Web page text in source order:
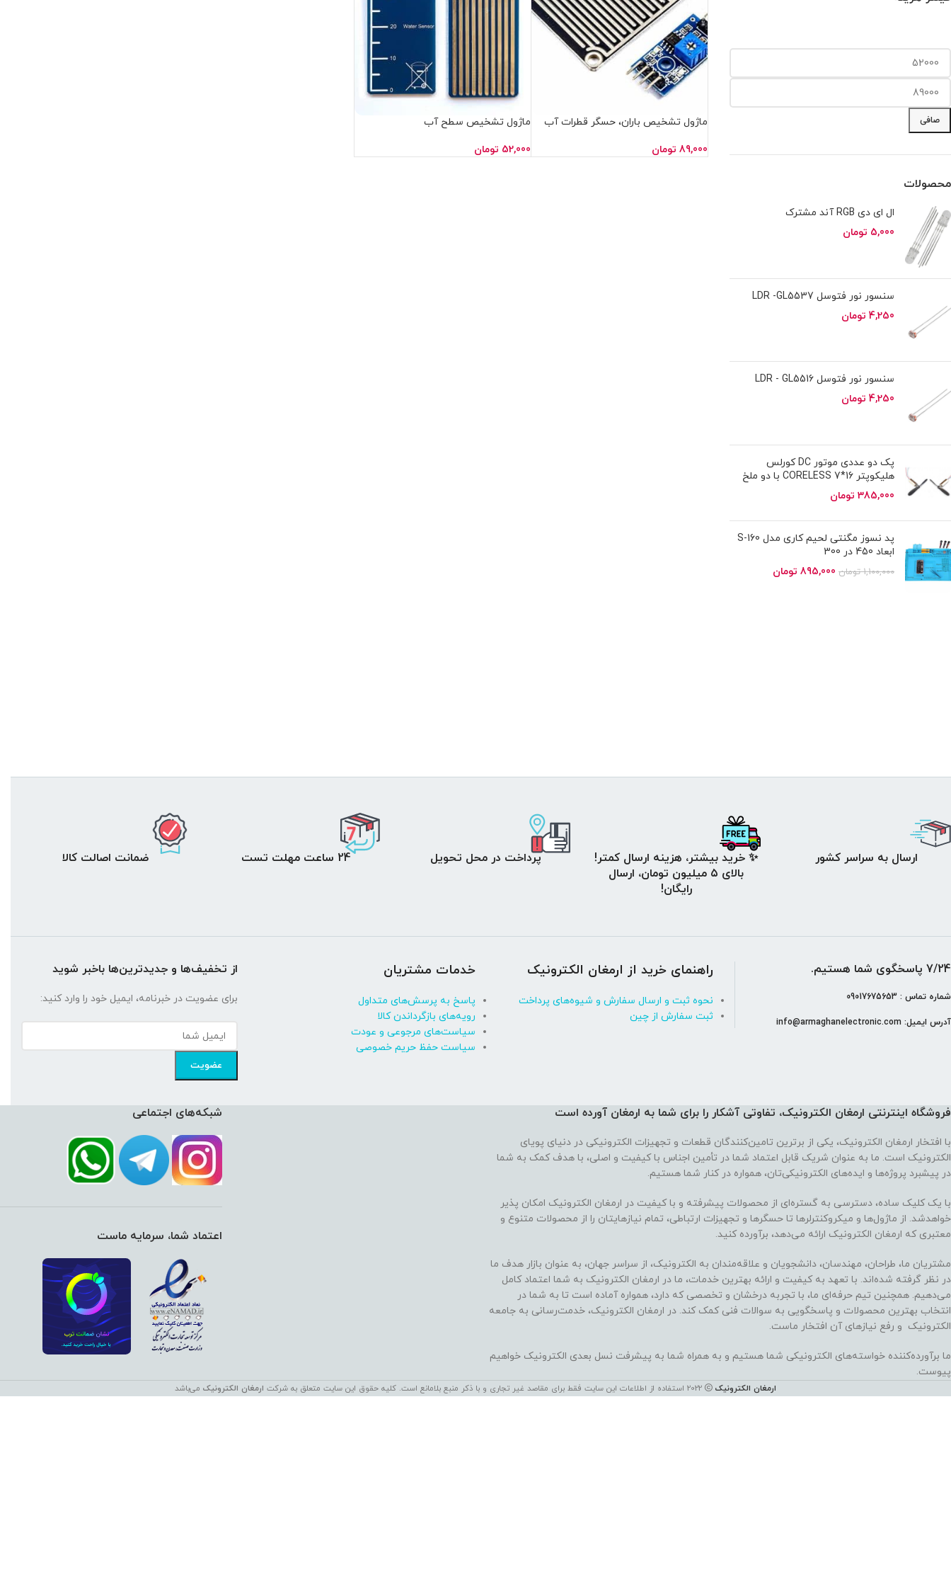
صافی
محصولات
ال ای دی RGB آند مشترک
5,000 تومان
سنسور نور فتوسل LDR -GL5537
4,250 تومان
سنسور نور فتوسل LDR - GL5516
4,250 تومان
پک دو عددی موتور DC کورلس
هلیکوپتر 16*7 CORELESS با دو ملخ
385,000 تومان
پد نسوز مگنتی لحیم کاری مدل S-160
ابعاد 450 در 300
1,100,000 تومان 895,000 تومان
ماژول تشخیص باران، حسگر قطرات آب
89,000 تومان
ماژول تشخیص سطح آب
52,000 تومان
ضمانت اصالت کالا 24 ساعت مهلت تست پرداخت در محل تحویل
✨ خرید بیشتر، هزینه ارسال کمتر!
بالای ۵ میلیون تومان، ارسال
رایگان!
ارسال به سراسر کشور
از تخفیف‌ها و جدیدترین‌ها باخبر شوید
برای عضویت در خبرنامه، ایمیل خود را وارد کنید:
خدمات مشتریان
پاسخ به پرسش‌های متداول
رویه‌های بازگرداندن کالا
سیاست‌های مرجوعی و عودت
سیاست حفظ حریم خصوصی
راهنمای خرید از ارمغان الکترونیک
نحوه ثبت و ارسال سفارش و شیوه‌های پرداخت
ثبت سفارش از چین
7/24 پاسخگوی شما هستیم.
شماره تماس : 09017675653
آدرس ایمیل: info@armaghanelectronic.com
فروشگاه اینترنتی ارمغان الکترونیک، تفاوتی آشکار را برای شما به ارمغان آورده‌ است
با افتخار ارمغان الکترونیک، یکی از برترین تامین‌کنندگان قطعات و تجهیزات الکترونیکی در دنیای پویای
الکترونیک است. ما به عنوان شریک قابل اعتماد شما در تأمین اجناس با کیفیت و اصلی، با هدف کمک به شما
در پیشبرد پروژه‌ها و ایده‌های الکترونیکی‌تان، همواره در کنار شما هستیم.
با یک کلیک ساده، دسترسی به گستره‌ای از محصولات پیشرفته و با کیفیت در ارمغان الکترونیک امکان پذیر
خواهدشد. از ماژول‌ها و میکروکنترلرها تا حسگرها و تجهیزات ارتباطی، تمام نیازهایتان را از محصولات متنوع و
معتبری که ارمغان الکترونیک ارائه می‌دهد، برآورده کنید.
مشتریان ما، طراحان، مهندسان، دانشجویان و علاقه‌مندان به الکترونیک، از سراسر جهان، به عنوان بازار هدف ما
در نظر گرفته شده‌اند. با تعهد به کیفیت و ارائه بهترین خدمات، ما در ارمغان الکترونیک به شما اعتماد کامل
می‌دهیم. همچنین تیم حرفه‌ای ما، با تجربه درخشان و تخصصی که دارد، همواره آماده است تا به شما در
انتخاب بهترین محصولات و پاسخگویی به سوالات فنی کمک کند. در ارمغان الکترونیک، خدمت‌رسانی به جامعه
الکترونیک و رفع نیازهای آن افتخار ماست.
ما برآورده‌کننده خواسته‌های الکترونیکی شما هستیم و به همراه شما به پیشرفت نسل بعدی الکترونیک خواهیم
پیوست.
شبکه‌های اجتماعی
اعتماد شما، سرمایه ماست
ارمغان الکترونیک ارمغان الکترونیک می‌باشد